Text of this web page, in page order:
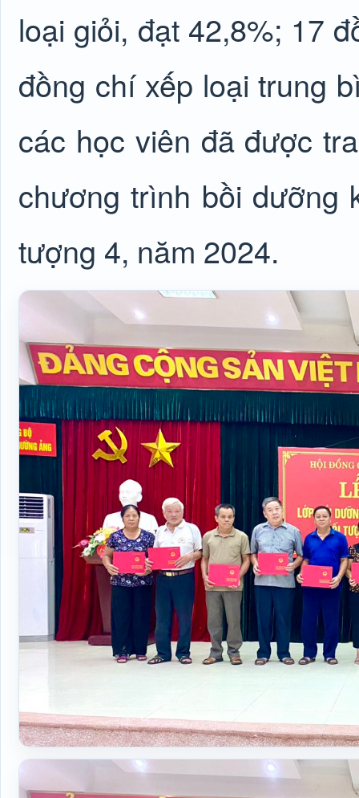
loại giỏi, đạt 42,8%; 17
đồng chí xếp loại trung
các học viên đã được
chương trình bồi dưỡng
tượng 4, năm 2024.